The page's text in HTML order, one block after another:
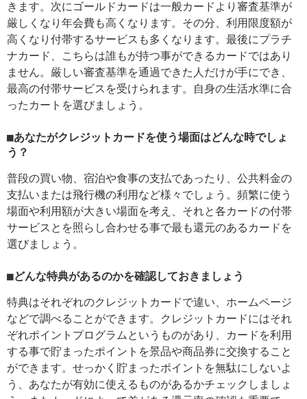
きます。次にゴールドカードは一般カードより審査基準が
厳しくなり年会費も高くなります。その分、利用限度額が
高くなり付帯するサービスも多くなります。最後にプラチ
ナカード、こちらは誰もが持つ事ができるカードではあり
ません。厳しい審査基準を通過できた人だけが手にでき、
最高の付帯サービスを受けられます。自身の生活水準に合
ったカートを選びましょう。
■あなたがクレジットカードを使う場面はどんな時でしょ
う？
普段の買い物、宿泊や食事の支払であったり、公共料金の
支払いまたは飛行機の利用など様々でしょう。頻繁に使う
場面や利用額が大きい場面を考え、それと各カードの付帯
サービスとを照らし合わせる事で最も還元のあるカードを
選びましょう。
■どんな特典があるのかを確認しておきましょう
特典はそれぞれのクレジットカードで違い、ホームページ
などで調べることができます。クレジットカードにはそれ
ぞれポイントプログラムというものがあり、カードを利用
する事で貯まったポイントを景品や商品券に交換すること
ができます。せっかく貯まったポイントを無駄にしないよ
う、あなたが有効に使えるものがあるかチェックしましょ